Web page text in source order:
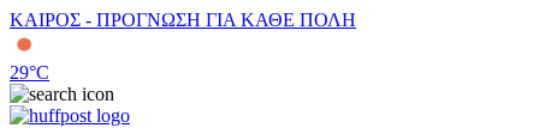
ΚΑΙΡΟΣ - ΠΡΟΓΝΩΣΗ ΓΙΑ ΚΑΘΕ ΠΟΛΗ
29°C